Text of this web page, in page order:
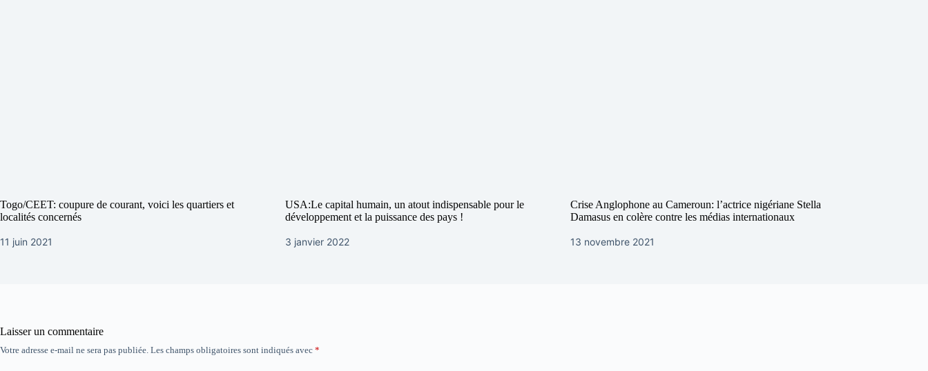
Togo/CEET: coupure de courant, voici les quartiers et
localités concernés
11 juin 2021
USA:Le capital humain, un atout indispensable pour le
développement et la puissance des pays !
3 janvier 2022
Crise Anglophone au Cameroun: l’actrice nigériane Stella
Damasus en colère contre les médias internationaux
13 novembre 2021
Laisser un commentaire
Votre adresse e-mail ne sera pas publiée. Les champs obligatoires sont indiqués avec *